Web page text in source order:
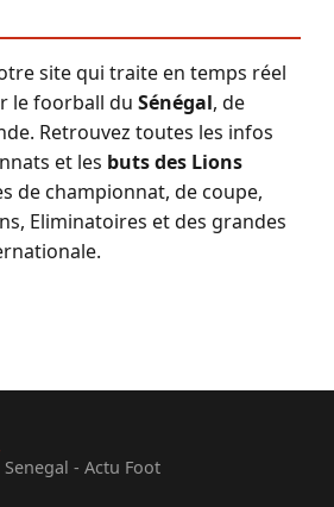
site qui traite en temps réel
le foorball du Sénégal, de
Retrouvez toutes les infos
et les buts des Lions
de championnat, de coupe,
Eliminatoires et des grandes
- Actu Foot